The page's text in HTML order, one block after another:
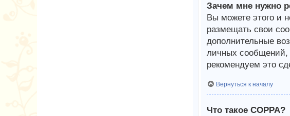
Зачем мне нужно
Вы можете этого и
размещать свои
дополнительные
личных сообщений,
рекомендуем это
Вернуться к началу
Что такое COPPA?